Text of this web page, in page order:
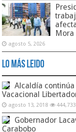
Mora
agosto 5, 2026
Lo Más Leido
Alcaldía
Vacacional
agosto 13, 2018 444,733
Gobernador
Carabobo